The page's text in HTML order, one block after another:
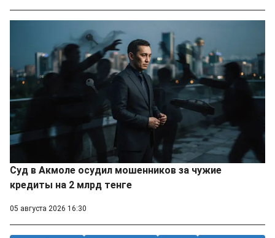
Суд в Акмоле осудил мошенников за чужие
кредиты на 2 млрд тенге
05 августа 2026 16:30